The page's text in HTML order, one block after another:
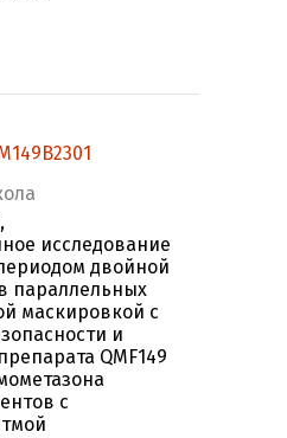
исследование
двойной
параллельных
маскировкой с
и
QMF149
с